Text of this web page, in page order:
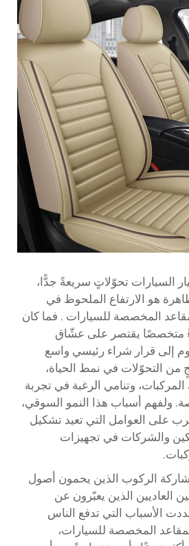
السيارات تحوّلاتٍ سريعةً جدًّا،
هو الارتفاع الملحوظ في
المخصصة للسيارات . فما كان
متخصصًا يقتصر على عشّاق
إلى قرار شراء رئيسي واسع
من التحوّلات في نمط الحياة،
المركبات، وتنامي الرغبة في تجربة
ولفهم أسباب هذا النمو السوقي،
على العوامل التي تعيد تشكيل
والشركات في تجهيزات
الركوب الذين يحمون أصول
العاديين الذين يعبّرون عن
الأسباب التي تدفع الناس
المخصصة للسيارات،